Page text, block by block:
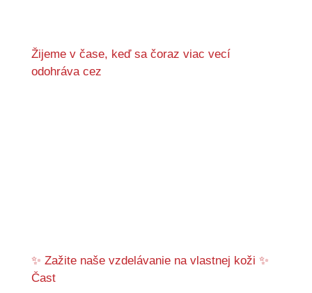
Žijeme v čase, keď sa čoraz viac vecí
odohráva cez
✨ Zažite naše vzdelávanie na vlastnej koži ✨
Čast